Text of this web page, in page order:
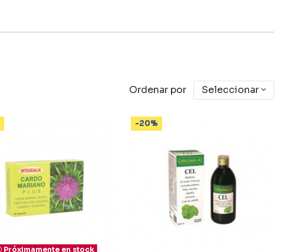
Ordenar por Seleccionar
Próximamente en stock
-20%